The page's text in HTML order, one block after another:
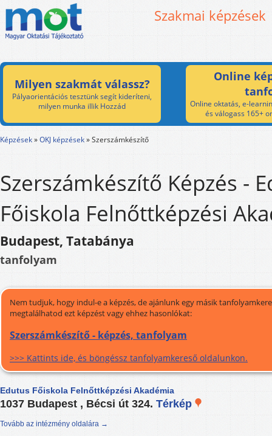
Szakmai képzések
Milyen szakmát válassz?
Pályaorientációs tesztünk segít kideríteni,
milyen munka illik Hozzád
Online
Online oktatás, e-
és válogass 165+
Képzések»OKJ képzések»Szerszámkészítő
Szerszámkészítő Képzés -
Főiskola Felnőttképzési
Budapest, Tatabánya
tanfolyam
Nem tudjuk, hogy indul-e a képzés, de ajánlunk egy másik
megtalálhatod ezt képzést vagy ehhez hasonlókat:
Szerszámkészítő - képzés, tanfolyam
>>> Kattints ide, és böngéssz tanfolyamkereső oldalunkon.
Edutus Főiskola Felnőttképzési Akadémia
1037 Budapest , Bécsi út 324. Térkép
Tovább az intézmény oldalára →